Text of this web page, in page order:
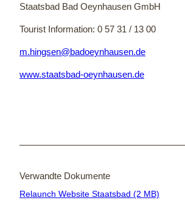
Staatsbad Bad Oeynhausen GmbH
Tourist Information: 0 57 31 / 13 00
m.hingsen@badoeynhausen.de
www.staatsbad-oeynhausen.de
Verwandte Dokumente
Relaunch Website Staatsbad (2 MB)